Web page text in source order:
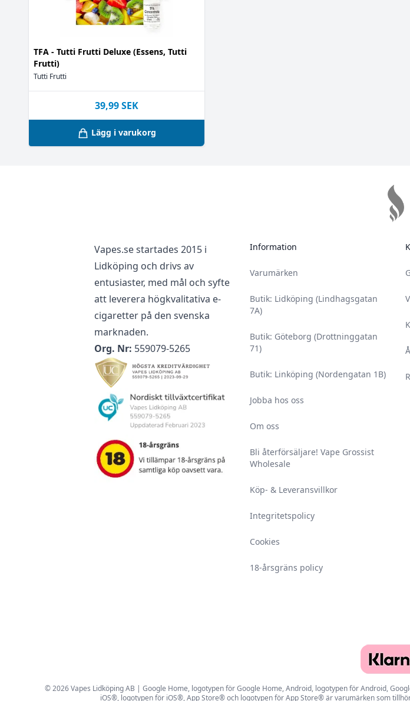
TFA - Tutti Frutti Deluxe (Essens, Tutti
Frutti)
Tutti Frutti
39,99SEK
Lägg i varukorg
Vapes.se startades 2015 i
Lidköping och drivs av
entusiaster, med mål och syfte
att leverera högkvalitativa e-
cigaretter på den svenska
marknaden.
Org. Nr: 559079-5265
Information
Varumärken
Butik: Lidköping (Lindhagsgatan
7A)
Butik: Göteborg (Drottninggatan
71)
Butik: Linköping (Nordengatan 1B)
Jobba hos oss
Om oss
Bli återförsäljare! Vape Grossist
Wholesale
Köp- & Leveransvillkor
Integritetspolicy
Cookies
18-årsgräns policy
© 2026 Vapes Lidköping AB | Google Home, logotypen för Google Home, Android, logotypen för Android,
iOS®, logotypen för iOS®, App Store® och logotypen för App Store® är varumärken som